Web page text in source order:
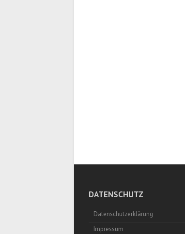
DATENSCHUTZ
Datenschutzerklärung
Impressum